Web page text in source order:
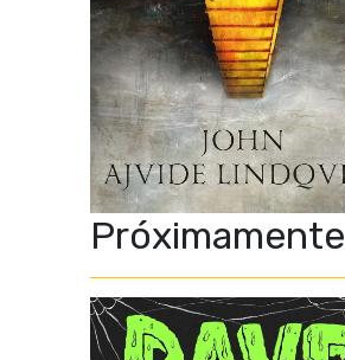
Próximamente